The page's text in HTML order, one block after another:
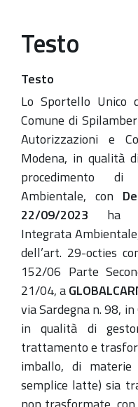
Testo
Testo
Lo Sportello Unico
Comune di
Autorizzazioni e
Modena, in qualità
procedimento di
Ambientale, con
22/09/2023 ha
Integrata
dell’art. 29-octies
152/06 Parte
21/04, a
via Sardegna n. 98,
in qualità di
trattamento e
imballo, di
semplice latte) sia